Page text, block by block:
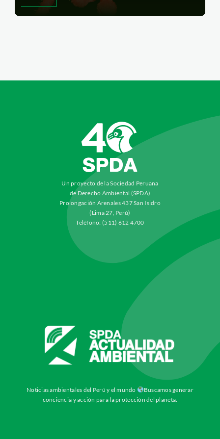
Un proyecto de la Sociedad Peruana
de Derecho Ambiental (SPDA)
Prolongación Arenales 437 San Isidro
(Lima 27, Perú)
Teléfono: (511) 612 4700
Noticias ambientales del Perú y el mundo
Buscamos generar
conciencia y acción para la protección del planeta.